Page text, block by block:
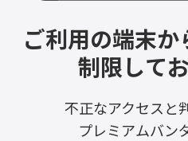
ご利用の端末
制限して
不正なアクセスと
プレミアムバン